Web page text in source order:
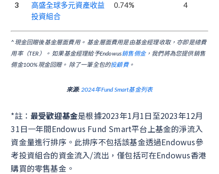
3
高盛全球多元資產收益
投資組合
0.74% 4
^現金回贈後基金層面費用。 基金層面費用是由基金經理收取，亦即是總費
用率（TER）。 如果基金經理給予Endowus銷售佣金，我們將為您提供銷售
佣金100%現金回贈。 除了一筆全包的投顧費。
來源: 2024年Fund Smart基金列表
*註： 最受歡迎基金是根據2023年1月1日至2023年12月
31日一年間Endowus Fund Smart平台上基金的淨流入
資金量進行排序。此排序不包括該基金透過Endowus參
考投資組合的資金流入/流出，僅包括可在Endowus香港
購買的零售基金。